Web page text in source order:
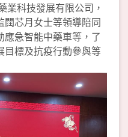
業科技發展有限公司，
䦞芯月女士等領導陪同
急智能中藥車等，了
目標及抗疫行動參與等